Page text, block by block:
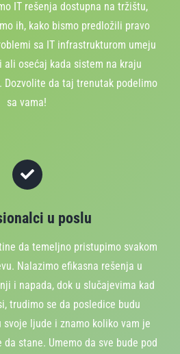
IT rešenja dostupna na tržištu,
ih, kako bismo predložili pravo
sa IT infrastrukturom umeju
osećaj kada sistem na kraju
Dozvolite da taj trenutak podelimo
sa vama!
u poslu
da temeljno pristupimo svakom
Nalazimo efikasna rešenja u
i napada, dok u slučajevima kad
trudimo se da posledice budu
svoje ljude i znamo koliko vam je
stane. Umemo da sve bude pod